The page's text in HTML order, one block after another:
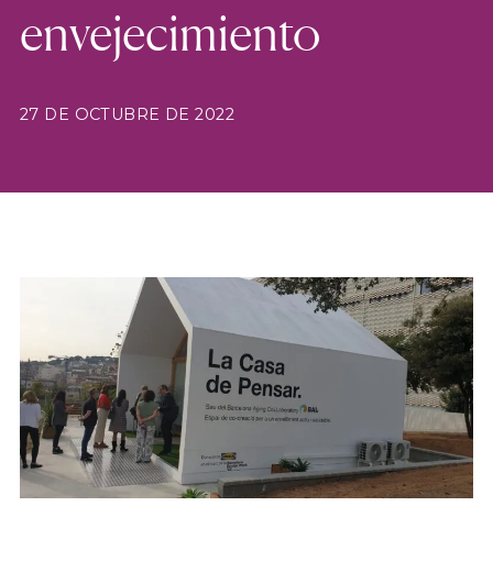
envejecimiento
27 DE OCTUBRE DE 2022